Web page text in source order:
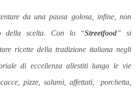
da una pausa golosa, infine, non
della scelta. Con lo “Streetfood” si
ricette della tradizione italiana negli
di eccellenza allestiti lungo le vie
pizze, salumi, affettati, porchetta,